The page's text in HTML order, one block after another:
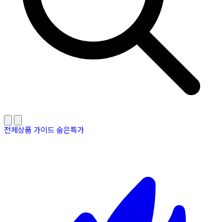
전체상품 가이드 숨은특가